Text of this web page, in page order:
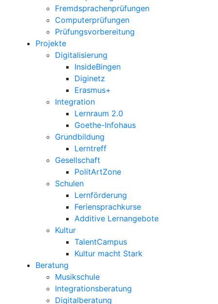
Fremdsprachenprüfungen
Computerprüfungen
Prüfungsvorbereitung
Projekte
Digitalisierung
InsideBingen
Diginetz
Erasmus+
Integration
Lernraum 2.0
Goethe-Infohaus
Grundbildung
Lerntreff
Gesellschaft
PolitArtZone
Schulen
Lernförderung
Feriensprachkurse
Additive Lernangebote
Kultur
TalentCampus
Kultur macht Stark
Beratung
Musikschule
Integrationsberatung
Digitalberatung